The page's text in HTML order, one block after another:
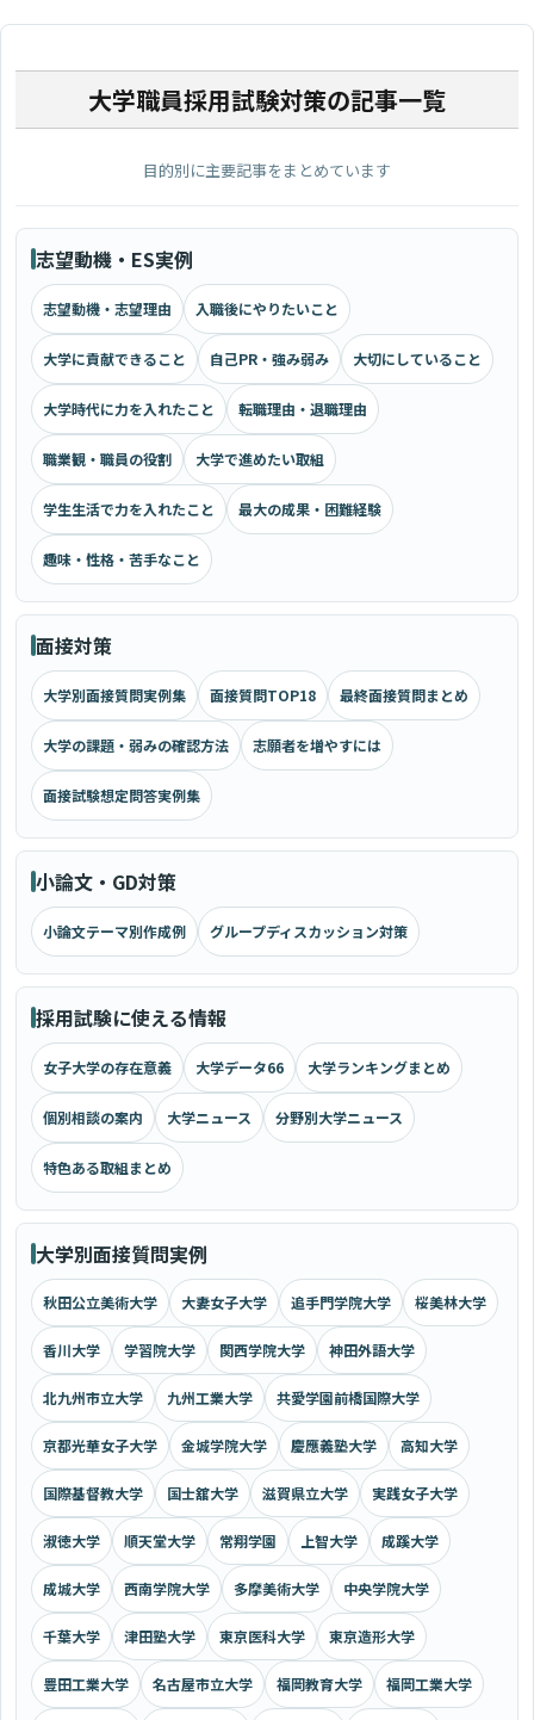
大学職員採用試験対策の記事一覧
目的別に主要記事をまとめています
志望動機・ES実例
志望動機・志望理由 入職後にやりたいこと
大学に貢献できること 自己PR・強み弱み 大切にしていること
大学時代に力を入れたこと 転職理由・退職理由
職業観・職員の役割 大学で進めたい取組
学生生活で力を入れたこと 最大の成果・困難経験
趣味・性格・苦手なこと
面接対策
大学別面接質問実例集 面接質問TOP18 最終面接質問まとめ
大学の課題・弱みの確認方法 志願者を増やすには
面接試験想定問答実例集
小論文・GD対策
小論文テーマ別作成例 グループディスカッション対策
採用試験に使える情報
女子大学の存在意義 大学データ66 大学ランキングまとめ
個別相談の案内 大学ニュース 分野別大学ニュース
特色ある取組まとめ
大学別面接質問実例
秋田公立美術大学 大妻女子大学 追手門学院大学 桜美林大学
香川大学 学習院大学 関西学院大学 神田外語大学
北九州市立大学 九州工業大学 共愛学園前橋国際大学
京都光華女子大学 金城学院大学 慶應義塾大学 高知大学
国際基督教大学 国士舘大学 滋賀県立大学 実践女子大学
淑徳大学 順天堂大学 常翔学園 上智大学 成蹊大学
成城大学 西南学院大学 多摩美術大学 中央学院大学
千葉大学 津田塾大学 東京医科大学 東京造形大学
豊田工業大学 名古屋市立大学 福岡教育大学 福岡工業大学